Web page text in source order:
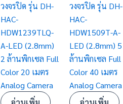
วงจรปิด รุ่น DH-
HAC-
HDW1239TLQ-
A-LED (2.8mm)
2 ล้านพิกเซล Full
Color 20 เมตร
Analog Camera
วงจรปิด รุ่น DH-
HAC-
HDW1509T-A-
LED (2.8mm) 5
ล้านพิกเซล Full
Color 40 เมตร
Analog Camera